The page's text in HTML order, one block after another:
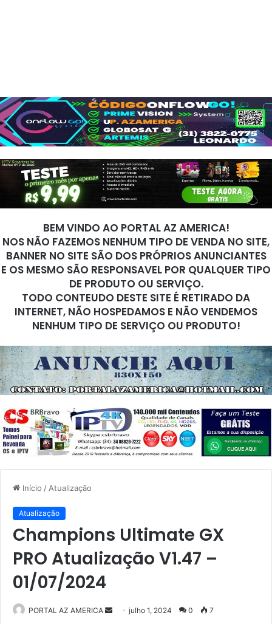
BEM VINDO AO PORTAL AZ AMERICA!
NOS NÃO FAZEMOS NENHUM TIPO DE VENDA NO SITE,
BANNER NO SITE SÃO DOS PRÓPRIOS ANUNCIANTES
E OS MESMO SÃO RESPONSAVEL POR QUALQUER TIPO
DE PRODUTO OU SERVIÇO.
TODO CONTEUDO DESTE SITE É RETIRADO DA
INTERNET, NÃO HOSPEDAMOS E NÃO VENDEMOS
NENHUM TIPO DE SERVIÇO OU PRODUTO!
Início / Atualização
Atualização
Champions Ultimate GX
PRO Atualização V1.47 –
01/07/2024
PORTAL AZ AMERICA julho 1, 2024 0 7